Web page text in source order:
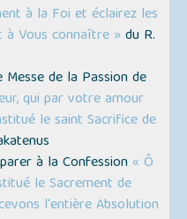
à la Foi et éclairez les
Vous connaître » du R.
de la Passion de
qui par votre amour
le saint Sacrifice de
à la Confession « Ô
le Sacrement de
l'entière Absolution